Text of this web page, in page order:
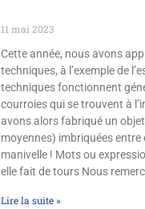
11 mai 2023
Cette année, nous avons
techniques, à l’exemple de
techniques fonctionnent
courroies qui se trouvent à
avons alors fabriqué un
moyennes) imbriquées entre
manivelle ! Mots ou
elle fait de tours Nous
Lire la suite »